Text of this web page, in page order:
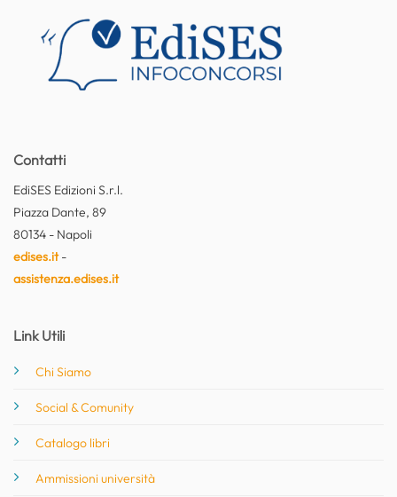
Contatti
EdiSES Edizioni S.r.l.
Piazza Dante, 89
80134 - Napoli
edises.it-
assistenza.edises.it
Link Utili
Chi Siamo
Social & Comunity
Catalogo libri
Ammissioni università